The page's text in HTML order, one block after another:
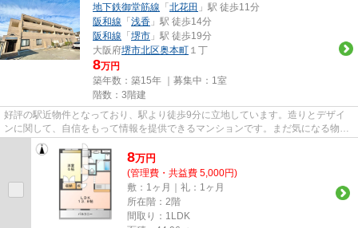
地下鉄御堂筋線 「 北花田 」駅 徒歩11分
阪和線 「 浅香 」駅 徒歩14分
阪和線 「 堺市 」駅 徒歩19分
大阪府堺市北区奥本町 １丁
8万円
築年数：築15年 ｜募集中： 1室
階数：3階建
好評の駅近物件となっており、駅より徒歩9分に立地しています。造りとデザイ
ンに関して、自信をもって情報を提供できるマンションです。まだ気になる物件
が見つからないのであれば、当...
8万円
(管理費・共益費 5,000円)
敷：1ヶ月｜礼：1ヶ月
所在階：2階
間取り：1LDK